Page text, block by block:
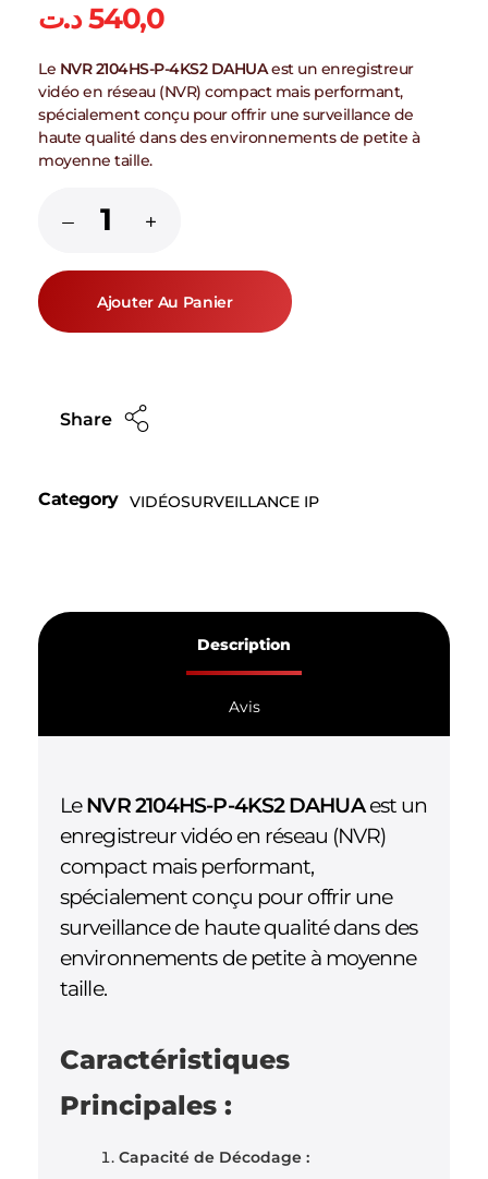
540,0د.ت
Le NVR 2104HS-P-4KS2 DAHUAest un enregistreur
vidéo en réseau (NVR) compact mais performant,
spécialement conçu pour offrir une surveillance de
haute qualité dans des environnements de petite à
moyenne taille.
Ajouter Au Panier
Share
Category VIDÉOSURVEILLANCE IP
Description
Avis
LeNVR 2104HS-P-4KS2 DAHUAest un
enregistreur vidéo en réseau (NVR)
compact mais performant,
spécialement conçu pour offrir une
surveillance de haute qualité dans des
environnements de petite à moyenne
taille.
Caractéristiques
Principales :
Capacité de Décodage :